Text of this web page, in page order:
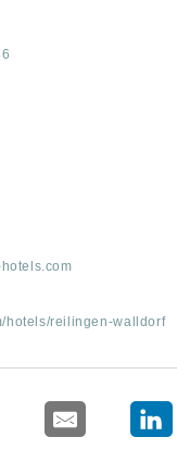
hotels/reilingen-walldorf